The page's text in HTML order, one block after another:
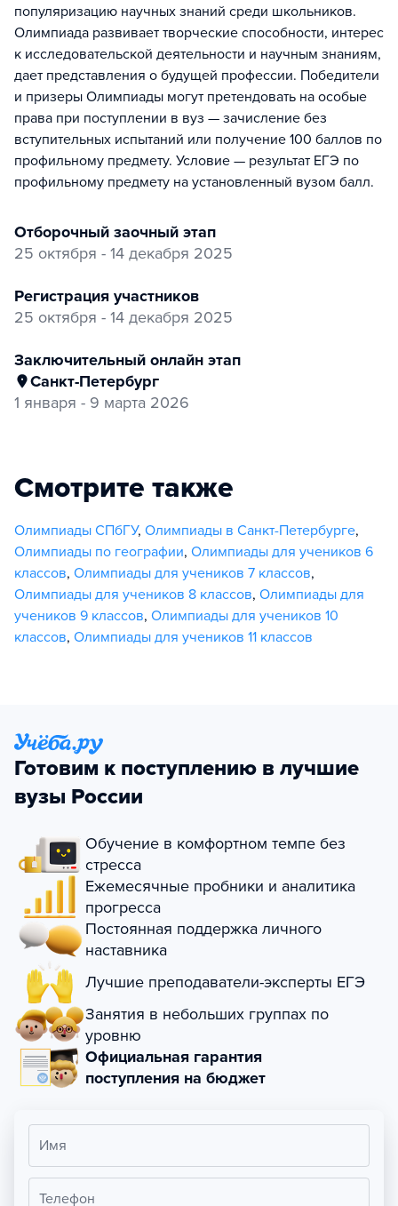
популяризацию научных знаний среди школьников.
Олимпиада развивает творческие способности, интерес
к исследовательской деятельности и научным знаниям,
дает представления о будущей профессии. Победители
и призеры Олимпиады могут претендовать на особые
права при поступлении в вуз — зачисление без
вступительных испытаний или получение 100 баллов по
профильному предмету. Условие — результат ЕГЭ по
профильному предмету на установленный вузом балл.
отборочный заочный этап
25 октября - 14 декабря 2025
регистрация участников
25 октября - 14 декабря 2025
заключительный онлайн этап
Санкт-Петербург
1 января - 9 марта 2026
Смотрите также
Олимпиады СПбГУ, Олимпиады в Санкт-Петербурге,
Олимпиады по географии, Олимпиады для учеников 6
классов, Олимпиады для учеников 7 классов,
Олимпиады для учеников 8 классов, Олимпиады для
учеников 9 классов, Олимпиады для учеников 10
классов, Олимпиады для учеников 11 классов
Готовим к поступлению в лучшие
вузы России
Обучение в комфортном темпе без
стресса
Ежемесячные пробники и аналитика
прогресса
Постоянная поддержка личного
наставника
Лучшие преподаватели-эксперты ЕГЭ
Занятия в небольших группах по
уровню
Официальная гарантия
поступления на бюджет
Имя
Телефон